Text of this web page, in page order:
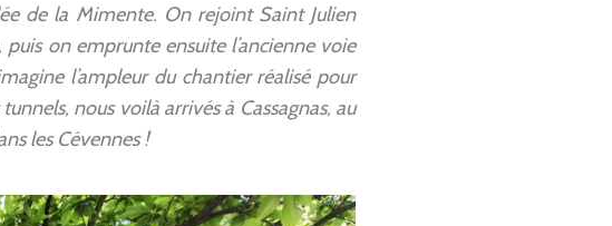
de la Mimente. On rejoint Saint Julien
puis on emprunte ensuite l’ancienne voie
l’ampleur du chantier réalisé pour
nous voilà arrivés à Cassagnas, au
les Cévennes !